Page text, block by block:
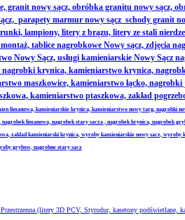
granit nowy sącz, obróbka granitu nowy sącz,
parapety marmur nowy sącz schody granit
lampiony, litery z brązu, litery ze stali
tablice nagrobkowe Nowy sącz, zdjęcia
Nowy Sącz, usługi kamieniarskie Nowy
krynica, kamieniarstwo krynica,
maszkowice, kamieniarstwo łącko,
kamieniarstwo ptaszkowa, zakład
limanowa, kamieniarskie krynica, kamieniarstwo nowy targ,
limanowa, nagrobek stary sacza , nagrobek krynica, nagrobek
zaklad kamieniarski krynica, wyroby kamieniarskie nowy sacz,
grybow, nagrobne stary sacz
(litery 3D PCV, Styrodur, kasetony